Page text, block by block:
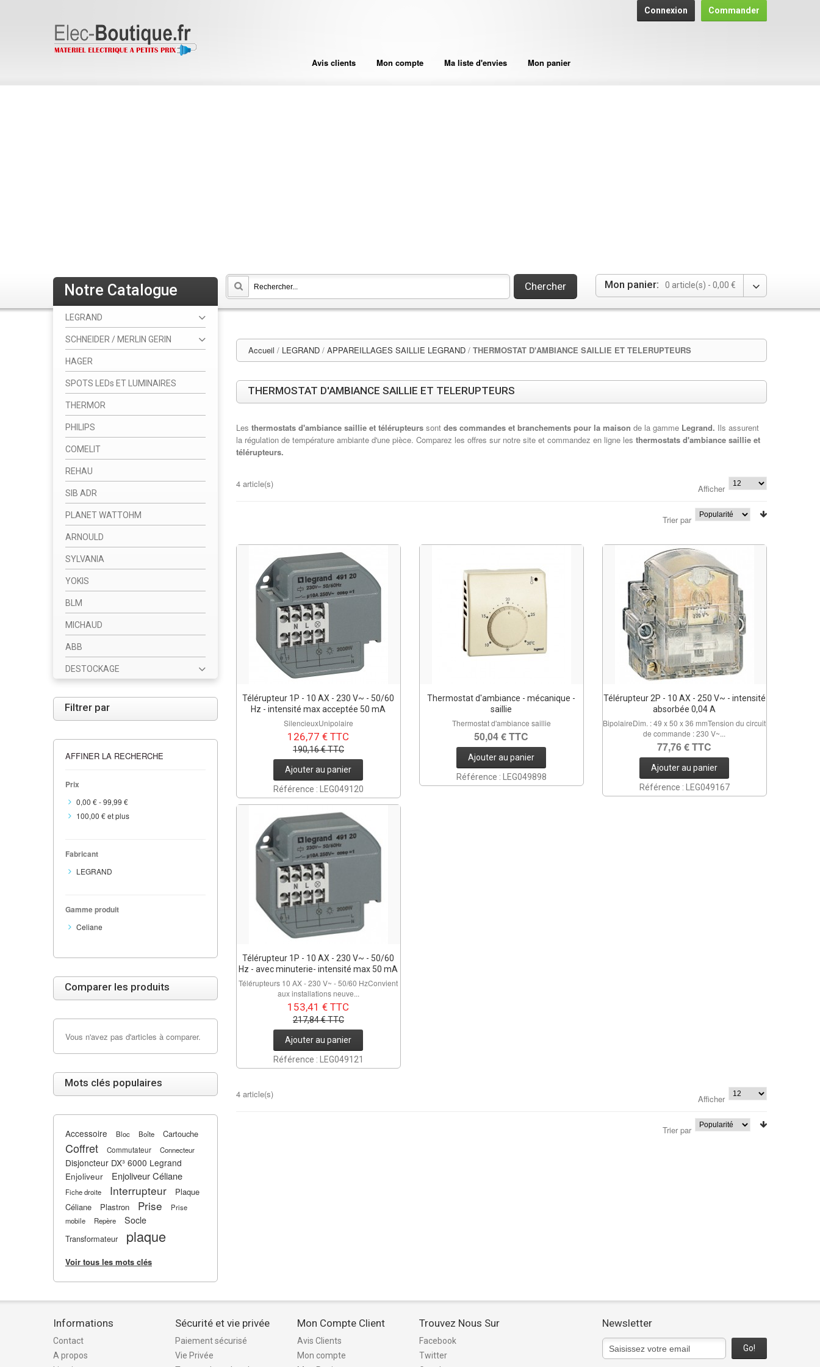
Connexion Commander
Avis clients Mon compte Ma liste d'envies Mon panier
Mon panier: 0 article(s) - 0,00 €
Chercher
Accueil / LEGRAND / APPAREILLAGES SAILLIE LEGRAND / THERMOSTAT D'AMBIANCE SAILLIE ET TELERUPTEURS
THERMOSTAT D'AMBIANCE SAILLIE ET TELERUPTEURS
Les thermostats d'ambiance saillie et télérupteurs sont des commandes et branchements pour la maison de la gamme Legrand. Ils assurent
la régulation de température ambiante d'une pièce. Comparez les offres sur notre site et commandez en ligne les thermostats d'ambiance saillie et
télérupteurs.
4 article(s) Afficher
Trier par
Télérupteur 1P - 10 AX - 230 V~ - 50/60
Hz - intensité max acceptée 50 mA
SilencieuxUnipolaire
126,77 € TTC
190,16 € TTC
Ajouter au panier
Référence : LEG049120
Thermostat d'ambiance - mécanique -
saillie
Thermostat d'ambiance saillie
50,04 € TTC
Ajouter au panier
Référence : LEG049898
Télérupteur 2P - 10 AX - 250 V~ - intensité
absorbée 0,04 A
BipolaireDim. : 49 x 50 x 36 mmTension du circuit
de commande : 230 V~...
77,76 € TTC
Ajouter au panier
Référence : LEG049167
Télérupteur 1P - 10 AX - 230 V~ - 50/60
Hz - avec minuterie- intensité max 50 mA
Télérupteurs 10 AX - 230 V~ - 50/60 HzConvient
aux installations neuve...
153,41 € TTC
217,84 € TTC
Ajouter au panier
Référence : LEG049121
4 article(s) Afficher
Trier par
Notre Catalogue
LEGRAND
SCHNEIDER / MERLIN GERIN
HAGER
SPOTS LEDs ET LUMINAIRES
THERMOR
PHILIPS
COMELIT
REHAU
SIB ADR
PLANET WATTOHM
ARNOULD
SYLVANIA
YOKIS
BLM
MICHAUD
ABB
DESTOCKAGE
Filtrer par
AFFINER LA RECHERCHE
Prix
0,00 €-99,99 €
100,00 €et plus
Fabricant
LEGRAND
Gamme produit
Celiane
Comparer les produits
Vous n'avez pas d'articles à comparer.
Mots clés populaires
Accessoire Bloc Boîte Cartouche
Coffret Commutateur Connecteur
Disjoncteur DX³ 6000 Legrand
Enjoliveur
Enjoliveur Céliane
Fiche droite Interrupteur
Plaque
Céliane
Plastron Prise
Prise
mobile
Repère Socle
Transformateur plaque
Voir tous les mots clés
Informations
Contact
A propos
Sécurité et vie privée
Paiement sécurisé
Vie Privée
Mon Compte Client
Avis Clients
Mon compte
Trouvez Nous Sur
Facebook
Twitter
Newsletter
Go!